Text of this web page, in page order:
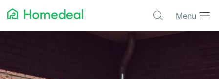
Menu